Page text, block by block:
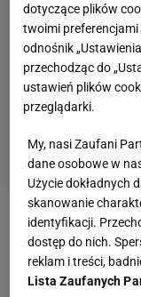
dotyczące plików
twoimi
odnośnik
przechodząc do
ustawień plików
przeglądarki.
My, nasi Zaufani
dane osobowe w
Użycie dokładnych
skanowanie
identyfikacji.
dostęp do nich.
reklam i treści,
Lista Zaufanych